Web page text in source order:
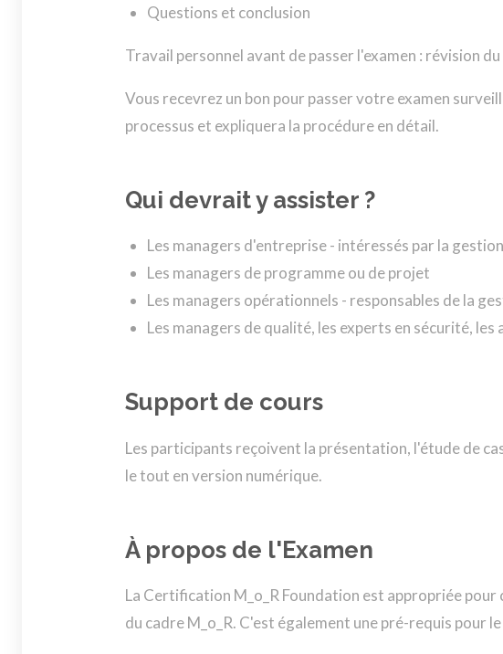
Questions et conclusion
Travail personnel avant de passer l'examen : révision
Vous recevrez un bon pour passer votre examen
processus et expliquera la procédure en détail.
Qui devrait y assister ?
Les managers d'entreprise - intéressés par la
Les managers de programme ou de projet
Les managers opérationnels - responsables de la
Les managers de qualité, les experts en sécurité,
Support de cours
Les participants reçoivent la présentation, l'étude de
le tout en version numérique.
À propos de l'Examen
La Certification M_o_R Foundation est appropriée
du cadre M_o_R. C'est également une pré-requis pour